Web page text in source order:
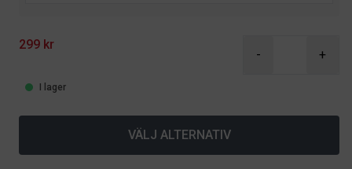
299 kr
- +
I lager
VÄLJ ALTERNATIV